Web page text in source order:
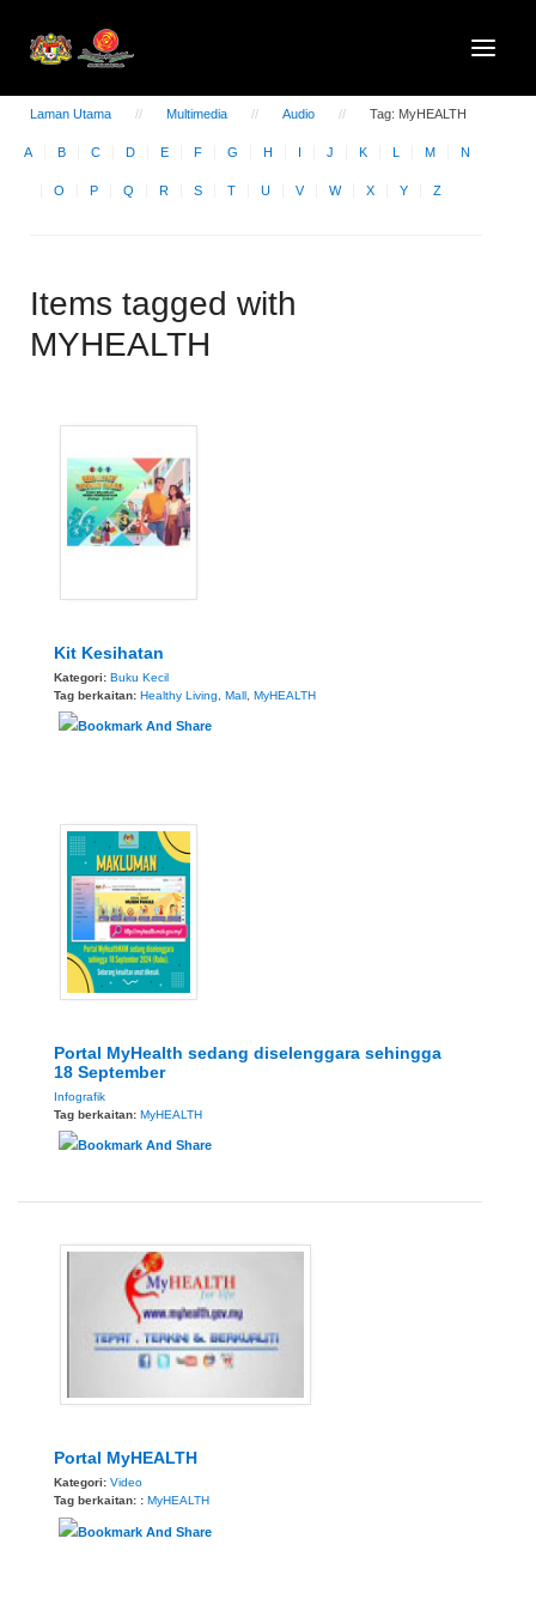
Laman Utama Multimedia Audio Tag: MyHEALTH
A B C D E F G H I J K L M N
O P Q R S T U V W X Y Z
Items tagged with
MYHEALTH
Kit Kesihatan
Kategori: Buku Kecil
Tag berkaitan: Healthy Living, Mall, MyHEALTH
Portal MyHealth sedang diselenggara sehingga
18 September
Infografik
Tag berkaitan: MyHEALTH
Portal MyHEALTH
Kategori: Video
Tag berkaitan: : MyHEALTH